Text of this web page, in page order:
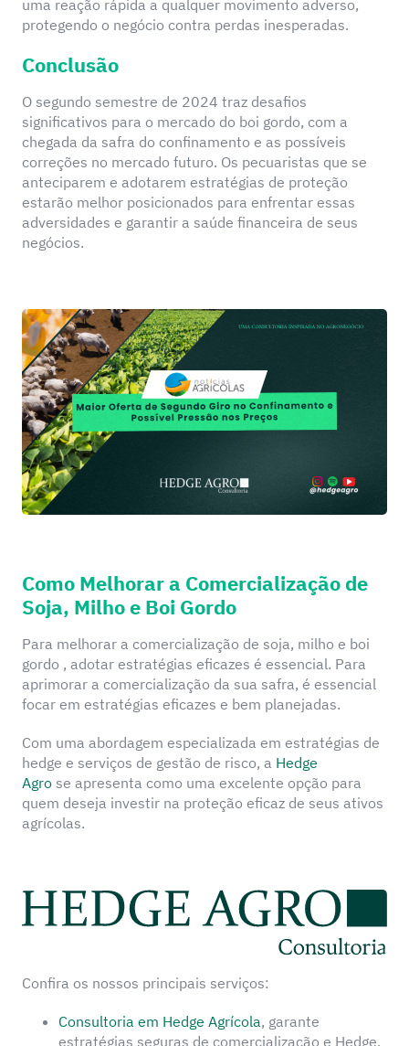
uma reação rápida a qualquer movimento adverso,
protegendo o negócio contra perdas inesperadas.
Conclusão
O segundo semestre de 2024 traz desafios
significativos para o mercado do boi gordo, com a
chegada da safra do confinamento e as possíveis
correções no mercado futuro. Os pecuaristas que se
anteciparem e adotarem estratégias de proteção
estarão melhor posicionados para enfrentar essas
adversidades e garantir a saúde financeira de seus
negócios.
Como Melhorar a Comercialização de
Soja, Milho e Boi Gordo
Para melhorar a comercialização de soja, milho e boi
gordo , adotar estratégias eficazes é essencial. Para
aprimorar a comercialização da sua safra, é essencial
focar em estratégias eficazes e bem planejadas.
Com uma abordagem especializada em estratégias de
hedge e serviços de gestão de risco, a Hedge
Agro se apresenta como uma excelente opção para
quem deseja investir na proteção eficaz de seus ativos
agrícolas.
Confira os nossos principais serviços:
Consultoria em Hedge Agrícola, garante
estratégias seguras de comercialização e Hedge.